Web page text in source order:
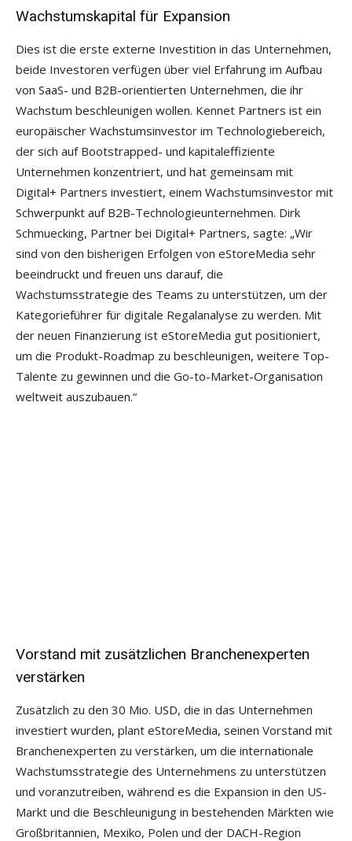
Wachstumskapital für Expansion
Dies ist die erste externe Investition in das Unternehmen,
beide Investoren verfügen über viel Erfahrung im Aufbau
von SaaS- und B2B-orientierten Unternehmen, die ihr
Wachstum beschleunigen wollen. Kennet Partners ist ein
europäischer Wachstumsinvestor im Technologiebereich,
der sich auf Bootstrapped- und kapitaleffiziente
Unternehmen konzentriert, und hat gemeinsam mit
Digital+ Partners investiert, einem Wachstumsinvestor mit
Schwerpunkt auf B2B-Technologieunternehmen. Dirk
Schmuecking, Partner bei Digital+ Partners, sagte: „Wir
sind von den bisherigen Erfolgen von eStoreMedia sehr
beeindruckt und freuen uns darauf, die
Wachstumsstrategie des Teams zu unterstützen, um der
Kategorieführer für digitale Regalanalyse zu werden. Mit
der neuen Finanzierung ist eStoreMedia gut positioniert,
um die Produkt-Roadmap zu beschleunigen, weitere Top-
Talente zu gewinnen und die Go-to-Market-Organisation
weltweit auszubauen.“
Vorstand mit zusätzlichen Branchenexperten
verstärken
Zusätzlich zu den 30 Mio. USD, die in das Unternehmen
investiert wurden, plant eStoreMedia, seinen Vorstand mit
Branchenexperten zu verstärken, um die internationale
Wachstumsstrategie des Unternehmens zu unterstützen
und voranzutreiben, während es die Expansion in den US-
Markt und die Beschleunigung in bestehenden Märkten wie
Großbritannien, Mexiko, Polen und der DACH-Region